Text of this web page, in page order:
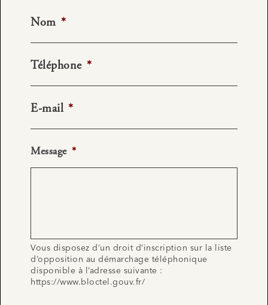
Nom *
Téléphone *
E-mail *
Message *
Vous disposez d’un droit d’inscription sur la liste
d’opposition au démarchage téléphonique
disponible à l’adresse suivante :
https://www.bloctel.gouv.fr/